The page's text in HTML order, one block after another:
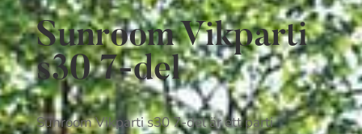
Sunroom Vikparti
s30 7-del
Sunroom Vikparti s30 7-del är ett parti